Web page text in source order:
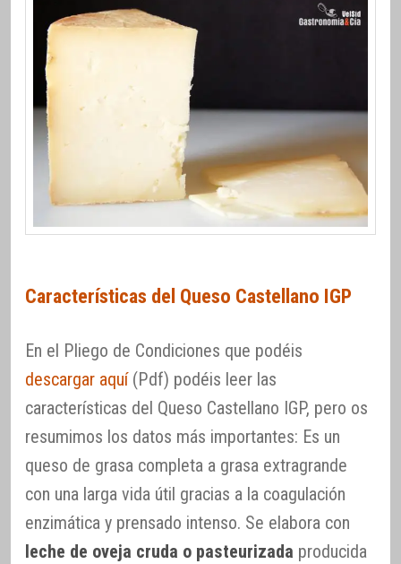
Características del Queso Castellano IGP
En el Pliego de Condiciones que podéis
descargar aquí(Pdf) podéis leer las
características del Queso Castellano IGP, pero os
resumimos los datos más importantes: Es un
queso de grasa completa a grasa extragrande
con una larga vida útil gracias a la coagulación
enzimática y prensado intenso. Se elabora con
leche de oveja cruda o pasteurizada producida